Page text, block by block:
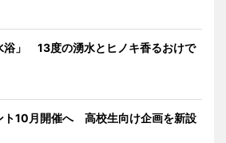
浴」 13度の湧水とヒノキ香るおけで
ト10月開催へ 高校生向け企画を新設